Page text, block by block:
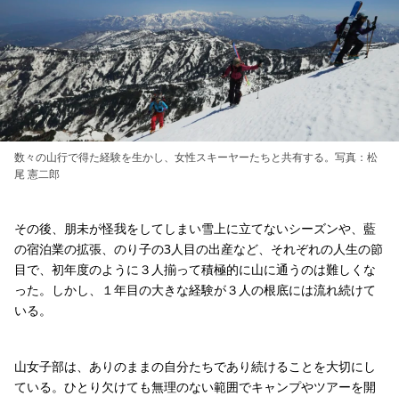
数々の山行で得た経験を生かし、女性スキーヤーたちと共有する。写真：松
尾 憲二郎
その後、朋未が怪我をしてしまい雪上に立てないシーズンや、藍
の宿泊業の拡張、のり子の3人目の出産など、それぞれの人生の節
目で、初年度のように３人揃って積極的に山に通うのは難しくな
った。しかし、１年目の大きな経験が３人の根底には流れ続けて
いる。
山女子部は、ありのままの自分たちであり続けることを大切にし
ている。ひとり欠けても無理のない範囲でキャンプやツアーを開